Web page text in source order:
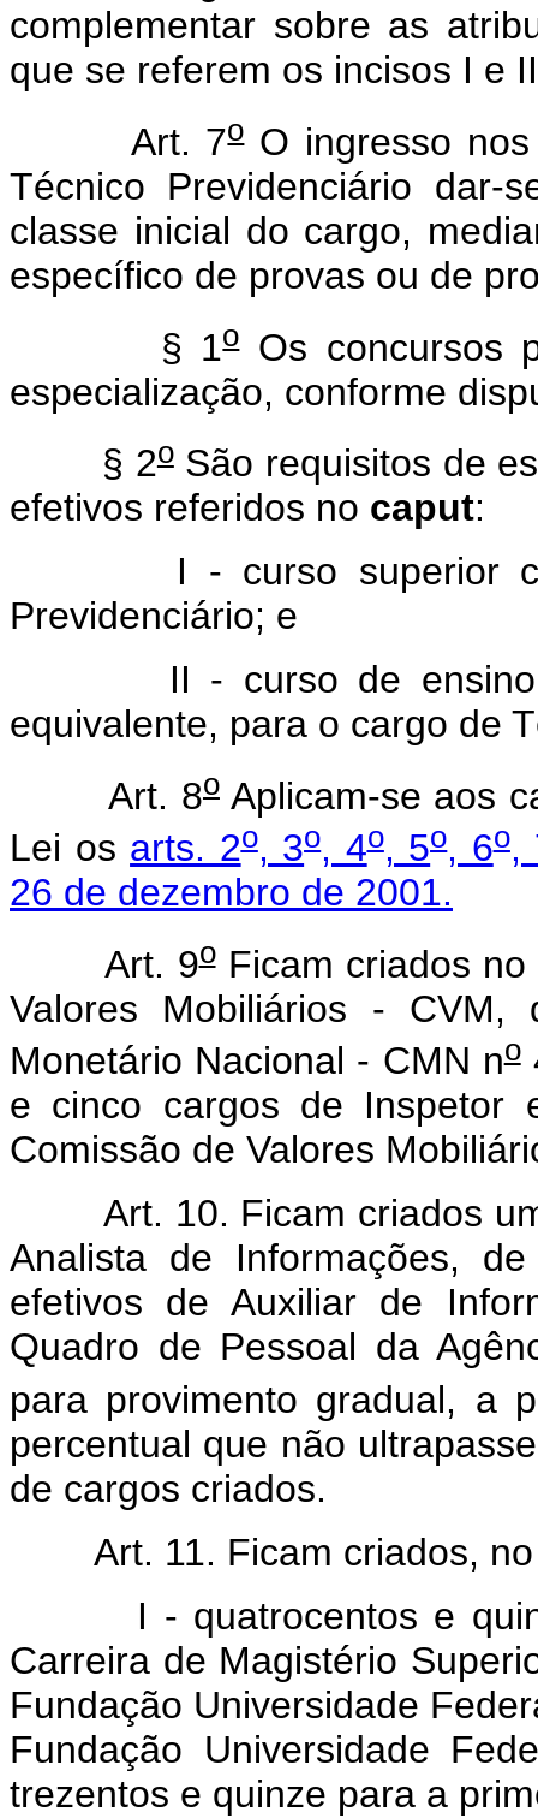
complementar sobre as
que se referem os incisos I e
Art. 7oO ingresso nos
Técnico Previdenciário dar-
classe inicial do cargo,
específico de provas ou de
§ 1oOs concursos
especialização, conforme
§ 2oSão requisitos de
efetivos referidos no caput:
I - curso superior
Previdenciário; e
II - curso de
equivalente, para o cargo de
Art. 8oAplicam-se aos
Lei os arts. 2o, 3o, 4o, 5o, 6o,
26 de dezembro de 2001.
Art. 9oFicam criados no
Valores Mobiliários -
Monetário Nacional - CMN no
e cinco cargos de Inspetor
Comissão de Valores
Art. 10. Ficam criados
Analista de Informações,
efetivos de Auxiliar de
Quadro de Pessoal da
para provimento gradual, a
percentual que não
de cargos criados.
Art. 11. Ficam criados,
I - quatrocentos e
Carreira de Magistério
Fundação Universidade
Fundação Universidade
trezentos e quinze para a